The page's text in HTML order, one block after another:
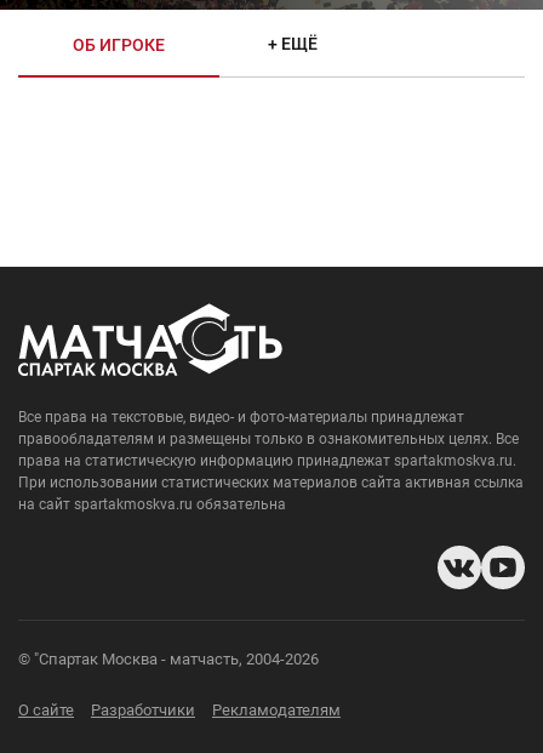
ОБ ИГРОКЕ + ЕЩЁ
Все права на текстовые, видео- и фото-материалы принадлежат
правообладателям и размещены только в ознакомительных целях. Все
права на статистическую информацию принадлежат spartakmoskva.ru.
При использовании статистических материалов сайта активная ссылка
на сайт spartakmoskva.ru обязательна
© "Спартак Москва - матчасть, 2004-2026
О сайте Разработчики Рекламодателям